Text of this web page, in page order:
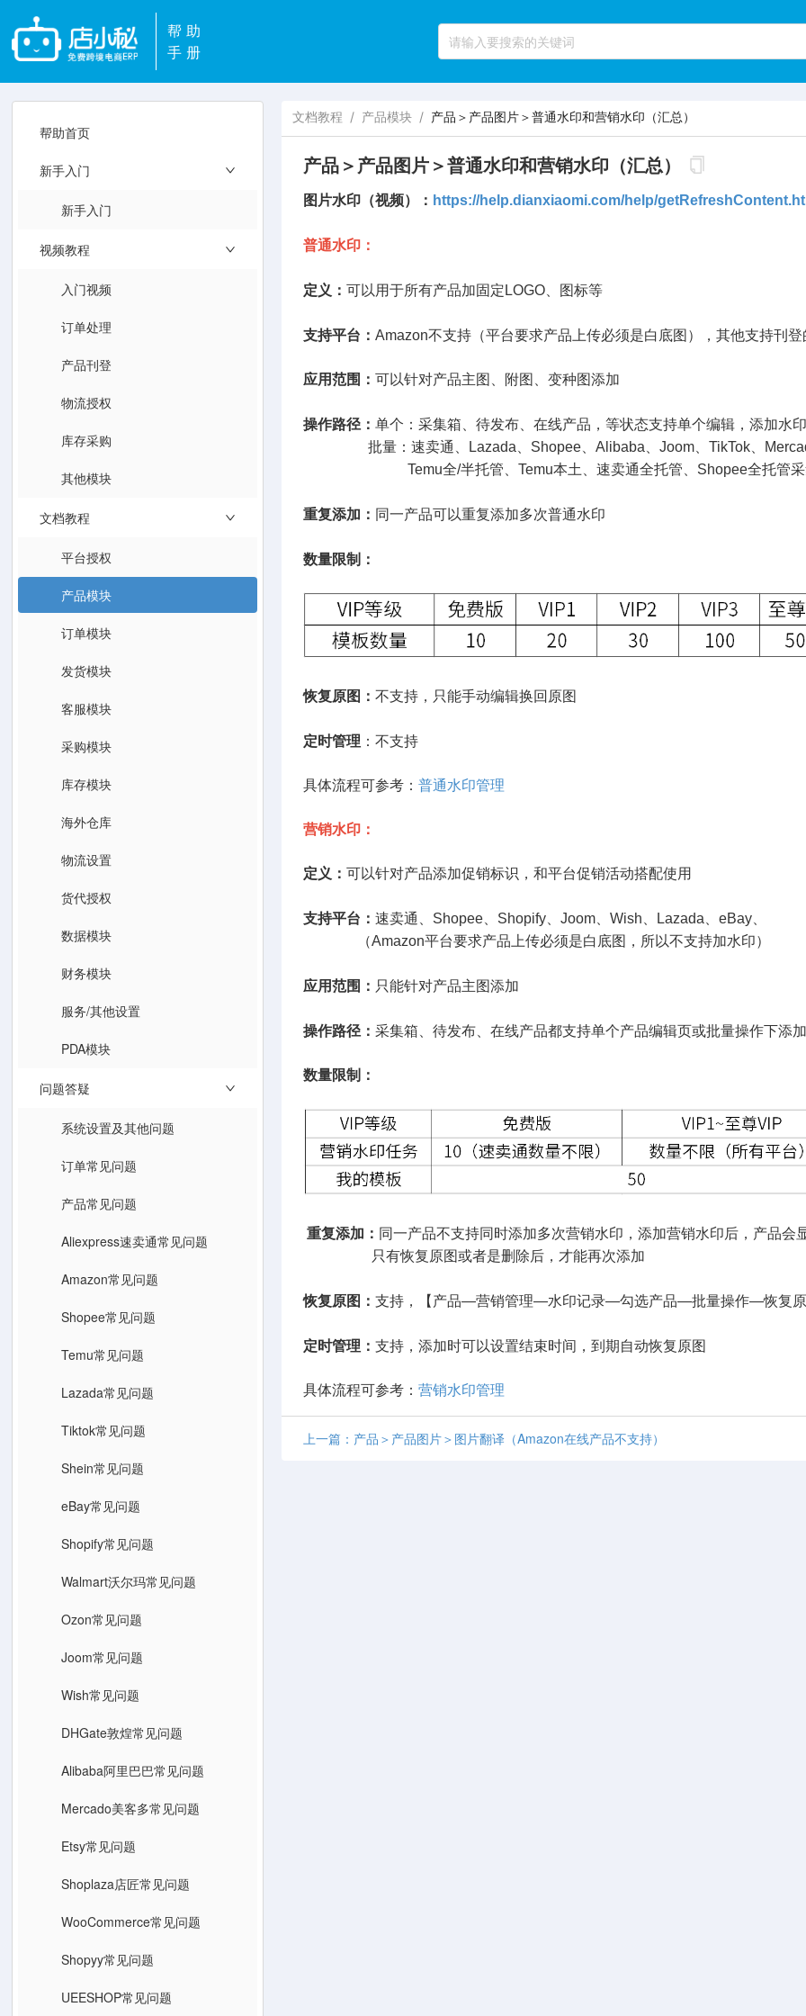
帮助
手册
帮助首页
新手入门
新手入门
视频教程
入门视频
订单处理
产品刊登
物流授权
库存采购
其他模块
文档教程
平台授权
产品模块
订单模块
发货模块
客服模块
采购模块
库存模块
海外仓库
物流设置
货代授权
数据模块
财务模块
服务/其他设置
PDA模块
问题答疑
系统设置及其他问题
订单常见问题
产品常见问题
Aliexpress速卖通常见问题
Amazon常见问题
Shopee常见问题
Temu常见问题
Lazada常见问题
Tiktok常见问题
Shein常见问题
eBay常见问题
Shopify常见问题
Walmart沃尔玛常见问题
Ozon常见问题
Joom常见问题
Wish常见问题
DHGate敦煌常见问题
Alibaba阿里巴巴常见问题
Mercado美客多常见问题
Etsy常见问题
Shoplaza店匠常见问题
WooCommerce常见问题
Shopyy常见问题
UEESHOP常见问题
文档教程 / 产品模块 / 产品＞产品图片＞普通水印和营销水印（汇总）
产品＞产品图片＞普通水印和营销水印（汇总）
图片水印（视频）： https://help.dianxiaomi.com/help/
普通水印：
定义：可以用于所有产品加固定LOGO、图标等
支持平台：Amazon不支持（平台要求产品上传必须是白底图），其他支持刊
应用范围：可以针对产品主图、附图、变种图添加
操作路径：单个：采集箱、待发布、在线产品，等状态支持单个编辑，添加水印
批量：速卖通、Lazada、Shopee、Alibaba、Joom、TikTok、Mercado
Temu全/半托管、Temu本土、速卖通全托管、Shopee全托管采集
重复添加： 同一产品可以重复添加多次普通水印
数量限制：
恢复原图：不支持，只能手动编辑换回原图
定时管理 ：不支持
具体流程可参考：普通水印管理
营销水印：
定义：可以针对产品添加促销标识，和平台促销活动搭配使用
支持平台：速卖通、Shopee、Shopify、Joom、Wish、Lazada、eBay、
（Amazon平台要求产品上传必须是白底图，所以不支持加水印）
应用范围： 只能针对产品主图添加
操作路径：采集箱、待发布、在线产品都支持单个产品编辑页或批量操作下添
数量限制：
重复添加： 同一产品不支持同时添加多次营销水印，添加营销水印后，产品会
只有恢复原图或者是删除后，才能再次添加
恢复原图：支持，【产品—营销管理—水印记录—勾选产品—批量操作—恢复原
定时管理：支持，添加时可以设置结束时间，到期自动恢复原图
具体流程可参考：营销水印管理
上一篇：产品＞产品图片＞图片翻译（Amazon在线产品不支持）